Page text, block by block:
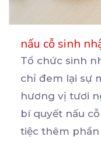
nấu cỗ sinh
Tổ chức sinh
chỉ đem lại sự
hương vị tươi
bí quyết nấu
tiệc thêm phần